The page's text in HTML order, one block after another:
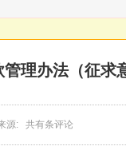
理办法（征求
源: 共有条评论